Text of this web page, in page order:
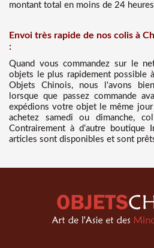
montant total en moins de 24
Envoi très rapide de nos colis à
:
Quand vous commandez sur le
objets le plus rapidement possible
Objets Chinois, nous l'avons
lorsque que passez commande
expédions votre objet le même
achetez samedi ou dimanche,
Contrairement à d’autre
articles sont disponibles et sont